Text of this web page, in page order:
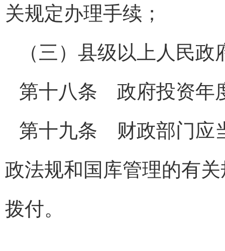
关规定办理手续；
（三）县级以上人民
第十八条 政府投资年
第十九条 财政部门应
政法规和国库管理的有
拨付。